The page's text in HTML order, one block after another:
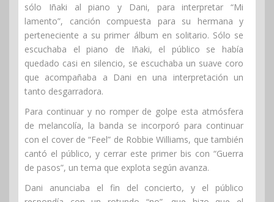
sólo Iñaki al piano y Dani, para interpretar “Mi
lamento”, canción compuesta para su hermana y
perteneciente a su primer álbum en solitario. Sólo se
escuchaba el piano de Iñaki, el público se había
quedado casi en silencio, se escuchaba un suave coro
que acompañaba a Dani en una interpretación un
tanto desgarradora.
Para continuar y no romper de golpe esta atmósfera
de melancolía, la banda se incorporó para continuar
con el cover de “Feel” de Robbie Williams, que también
cantó el público, y cerrar este primer bis con “Guerra
de pasos”, un tema que explota según avanza.
Dani anunciaba el fin del concierto, y el público